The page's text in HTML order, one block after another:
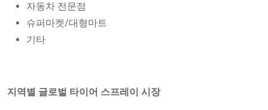
자동차 전문점
슈퍼마켓/대형마트
기타
지역별 글로벌 타이어 스프레이 시장